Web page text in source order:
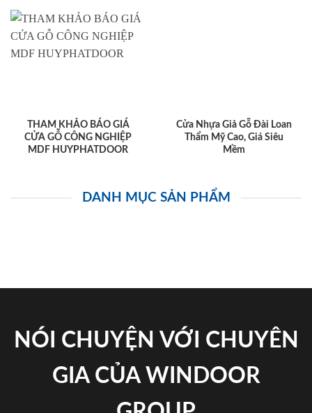
THAM KHẢO BÁO GIÁ
CỬA GỖ CÔNG NGHIỆP
MDF HUYPHATDOOR
Cửa Nhựa Giả Gỗ Đài Loan
Thẩm Mỹ Cao, Giá Siêu
Mềm
DANH MỤC SẢN PHẨM
NÓI CHUYỆN VỚI CHUYÊN
GIA CỦA WINDOOR